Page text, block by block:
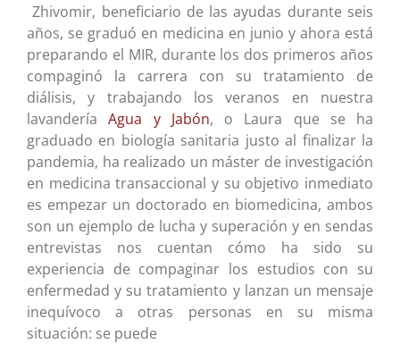
Zhivomir, beneficiario de las ayudas durante seis
años, se graduó en medicina en junio y ahora está
preparando el MIR, durante los dos primeros años
compaginó la carrera con su tratamiento de
diálisis, y trabajando los veranos en nuestra
lavanderíaAgua y Jabón, o Laura que se ha
graduado en biología sanitaria justo al finalizar la
pandemia, ha realizado un máster de investigación
en medicina transaccional y su objetivo inmediato
es empezar un doctorado en biomedicina, ambos
son un ejemplo de lucha y superación y en sendas
entrevistas nos cuentan cómo ha sido su
experiencia de compaginar los estudios con su
enfermedad y su tratamiento y lanzan un mensaje
inequívoco a otras personas en su misma
situación: se puede